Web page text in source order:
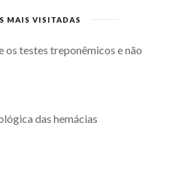
MAIS VISITADAS
os testes treponêmicos e não
das hemácias